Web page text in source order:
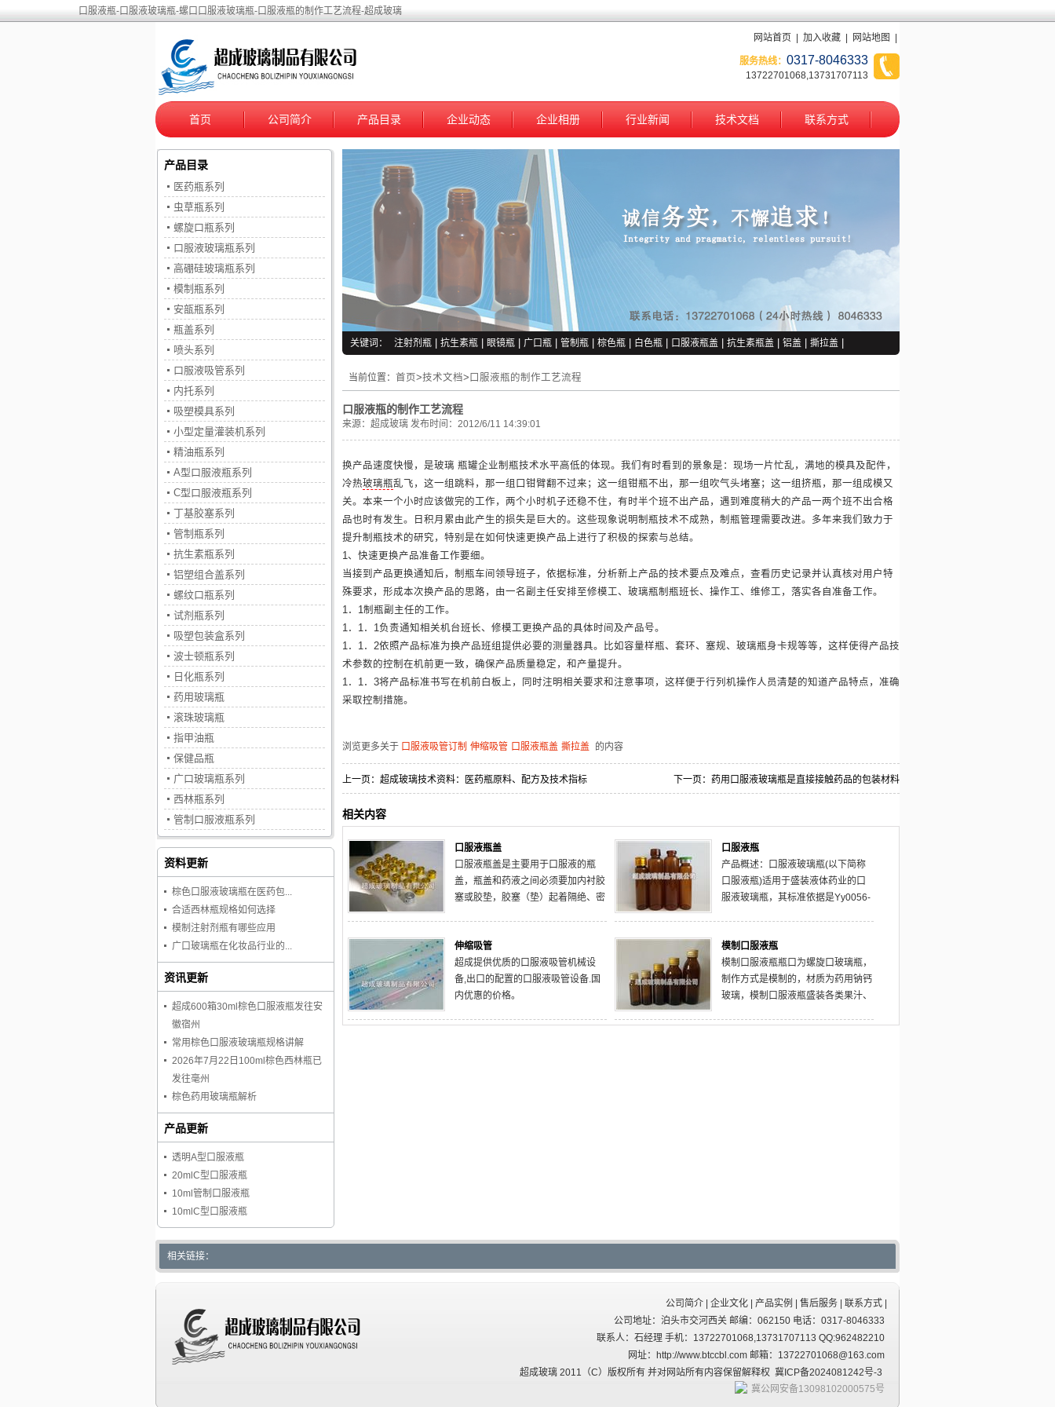
口服液瓶-口服液玻璃瓶-螺口口服液玻璃瓶-口服液瓶的制作工艺流程-超成玻璃
网站首页 加入收藏 网站地图
服务热线： 0317-8046333
13722701068,13731707113
首页 公司简介 产品目录 企业动态 企业相册 行业新闻 技术文档 联系方式
关键词： 注射剂瓶 抗生素瓶 眼镜瓶 广口瓶 管制瓶 棕色瓶 白色瓶 口服液瓶盖 抗生素瓶盖 铝盖 撕拉盖
当前位置： 首页>技术文档> 口服液瓶的制作工艺流程
口服液瓶的制作工艺流程
来源： 超成玻璃 发布时间：2012/6/11 14:39:01
换产品速度快慢，是玻璃 瓶罐企业制瓶技术水平高低的体现。我们有时看到的景象是：现场一片忙乱，满地的模具及配件，
冷热玻璃瓶乱飞，这一组跳料，那一组口钳臂翻不过来；这一组钳瓶不出，那一组吹气头堵塞；这一组挤瓶，那一组成模又
关。本来一个小时应该做完的工作，两个小时机子还稳不住，有时半个班不出产品，遇到难度稍大的产品一两个班不出合格
品也时有发生。日积月累由此产生的损失是巨大的。这些现象说明制瓶技术不成熟，制瓶管理需要改进。多年来我们致力于
提升制瓶技术的研究，特别是在如何快速更换产品上进行了积极的探索与总结。
1、快速更换产品准备工作要细。
当接到产品更换通知后，制瓶车间领导班子，依据标准，分析新上产品的技术要点及难点，查看历史记录并认真核对用户特
殊要求，形成本次换产品的思路，由一名副主任安排至修模工、玻璃瓶制瓶班长、操作工、维修工，落实各自准备工作。
1．1制瓶副主任的工作。
1．1．1负责通知相关机台班长、修模工更换产品的具体时间及产品号。
1．1．2依照产品标准为换产品班组提供必要的测量器具。比如容量样瓶、套环、塞规、玻璃瓶身卡规等等，这样使得产品技
术参数的控制在机前更一致，确保产品质量稳定，和产量提升。
1．1．3将产品标准书写在机前白板上，同时注明相关要求和注意事项，这样便于行列机操作人员清楚的知道产品特点，准确
采取控制措施。
浏览更多关于 口服液吸管订制 伸缩吸管 口服液瓶盖 撕拉盖 的内容
上一页： 超成玻璃技术资料：医药瓶原料、配方及技术指标 下一页： 药用口服液玻璃瓶是直接接触药品的包装材料
相关内容
口服液瓶盖
口服液瓶盖是主要用于口服液的瓶
盖，瓶盖和药液之间必须要加内衬胶
塞或胶垫，胶塞（垫）起着隔绝、密
接接触药品的包装材料，药品生产企
业应该分别从合法企业购进，在灌装
间配套使用。
口服液瓶
产品概述：口服液玻璃瓶(以下简称
口服液瓶)适用于盛装液体药业的口
服液玻璃瓶，其标准依据是Yy0056-
侧视允许有微蓝、微绿、微黄色。
伸缩吸管
超成提供优质的口服液吸管机械设
备,出口的配置的口服液吸管设备.国
内优惠的价格。
模制口服液瓶
模制口服液瓶瓶口为螺旋口玻璃瓶，
制作方式是模制的，材质为药用钠钙
玻璃，模制口服液瓶盛装各类果汁、
防盗全铝盖，铝盖上根据客户设计印
产品目录
医药瓶系列
虫草瓶系列
螺旋口瓶系列
口服液玻璃瓶系列
高硼硅玻璃瓶系列
模制瓶系列
安瓿瓶系列
瓶盖系列
喷头系列
口服液吸管系列
内托系列
吸塑模具系列
小型定量灌装机系列
精油瓶系列
A型口服液瓶系列
C型口服液瓶系列
丁基胶塞系列
管制瓶系列
抗生素瓶系列
铝塑组合盖系列
螺纹口瓶系列
试剂瓶系列
吸塑包装盒系列
波士顿瓶系列
日化瓶系列
药用玻璃瓶
滚珠玻璃瓶
指甲油瓶
保健品瓶
广口玻璃瓶系列
西林瓶系列
管制口服液瓶系列
资料更新
棕色口服液玻璃瓶在医药包...
合适西林瓶规格如何选择
模制注射剂瓶有哪些应用
广口玻璃瓶在化妆品行业的...
资讯更新
超成600箱30ml棕色口服液瓶发往安
徽宿州
常用棕色口服液玻璃瓶规格讲解
2026年7月22日100ml棕色西林瓶已
发往毫州
棕色药用玻璃瓶解析
产品更新
透明A型口服液瓶
20mlC型口服液瓶
10ml管制口服液瓶
10mlC型口服液瓶
相关链接：
公司简介 企业文化 产品实例 售后服务 联系方式
公司地址：泊头市交河西关 邮编：062150 电话：0317-8046333
联系人：石经理 手机：13722701068,13731707113 QQ:962482210
网址：http://www.btccbl.com 邮箱：13722701068@163.com
超成玻璃 2011（C）版权所有 并对网站所有内容保留解释权 冀ICP备2024081242号-3
冀公网安备13098102000575号